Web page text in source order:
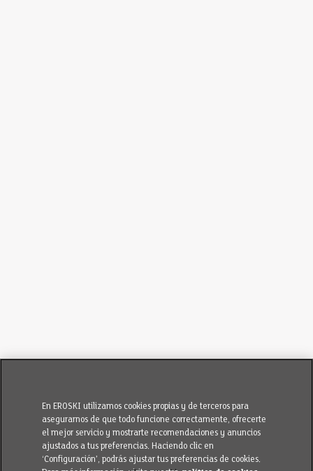
En EROSKI utilizamos cookies propias y de terceros para
asegurarnos de que todo funcione correctamente, ofrecerte
el mejor servicio y mostrarte recomendaciones y anuncios
ajustados a tus preferencias. Haciendo clic en
‘Configuración’, podrás ajustar tus preferencias de cookies.